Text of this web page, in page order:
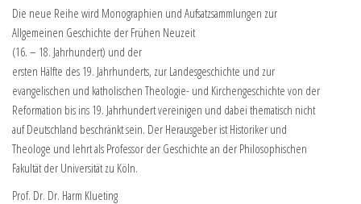
Die neue Reihe wird Monographien und Aufsatzsammlungen zur
Allgemeinen Geschichte der Frühen Neuzeit
(16. – 18. Jahrhundert) und der
ersten Hälfte des 19. Jahrhunderts, zur Landesgeschichte und zur
evangelischen und katholischen Theologie- und Kirchengeschichte von der
Reformation bis ins 19. Jahrhundert vereinigen und dabei thematisch nicht
auf Deutschland beschränkt sein. Der Herausgeber ist Historiker und
Theologe und lehrt als Professor der Geschichte an der Philosophischen
Fakultät der Universität zu Köln.
Prof. Dr. Dr. Harm Klueting